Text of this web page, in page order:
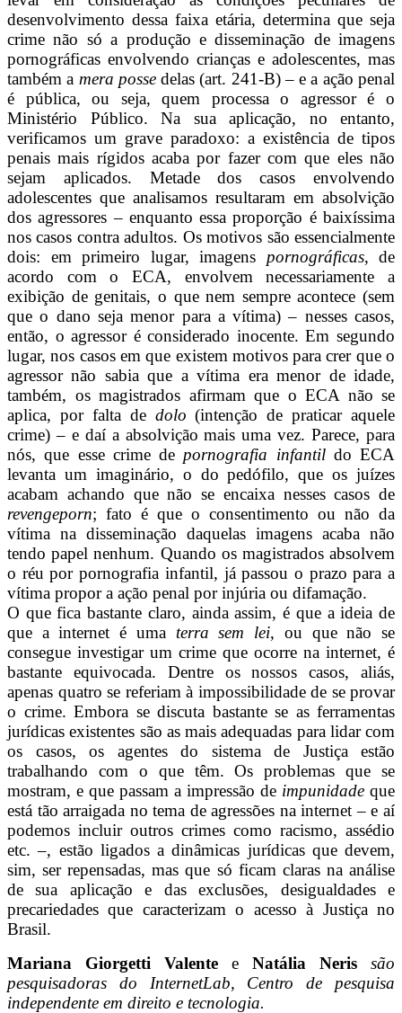
desenvolvimento dessa faixa etária, determina que seja
crime não só a produção e disseminação de imagens
pornográficas envolvendo crianças e adolescentes, mas
também a mera possedelas (art. 241-B) – e a ação penal
é pública, ou seja, quem processa o agressor é o
Ministério Público. Na sua aplicação, no entanto,
verificamos um grave paradoxo: a existência de tipos
penais mais rígidos acaba por fazer com que eles não
sejam aplicados. Metade dos casos envolvendo
adolescentes que analisamos resultaram em absolvição
dos agressores – enquanto essa proporção é baixíssima
nos casos contra adultos. Os motivos são essencialmente
dois: em primeiro lugar, imagens pornográficas, de
acordo com o ECA, envolvem necessariamente a
exibição de genitais, o que nem sempre acontece (sem
que o dano seja menor para a vítima) – nesses casos,
então, o agressor é considerado inocente. Em segundo
lugar, nos casos em que existem motivos para crer que o
agressor não sabia que a vítima era menor de idade,
também, os magistrados afirmam que o ECA não se
aplica, por falta de dolo (intenção de praticar aquele
crime) – e daí a absolvição mais uma vez. Parece, para
nós, que esse crime de pornografia infantildo ECA
levanta um imaginário, o do pedófilo, que os juízes
acabam achando que não se encaixa nesses casos de
revengeporn; fato é que o consentimento ou não da
vítima na disseminação daquelas imagens acaba não
tendo papel nenhum. Quando os magistrados absolvem
o réu por pornografia infantil, já passou o prazo para a
vítima propor a ação penal por injúria ou difamação.
O que fica bastante claro, ainda assim, é que a ideia de
que a internet é uma terra sem lei, ou que não se
consegue investigar um crime que ocorre na internet, é
bastante equivocada. Dentre os nossos casos, aliás,
apenas quatro se referiam à impossibilidade de se provar
o crime. Embora se discuta bastante se as ferramentas
jurídicas existentes são as mais adequadas para lidar com
os casos, os agentes do sistema de Justiça estão
trabalhando com o que têm. Os problemas que se
mostram, e que passam a impressão de impunidade que
está tão arraigada no tema de agressões na internet – e aí
podemos incluir outros crimes como racismo, assédio
etc. –, estão ligados a dinâmicas jurídicas que devem,
sim, ser repensadas, mas que só ficam claras na análise
de sua aplicação e das exclusões, desigualdades e
precariedades que caracterizam o acesso à Justiça no
Brasil.
Mariana Giorgetti Valente e Natália Neris são
pesquisadoras do InternetLab, Centro de pesquisa
independente em direito e tecnologia.